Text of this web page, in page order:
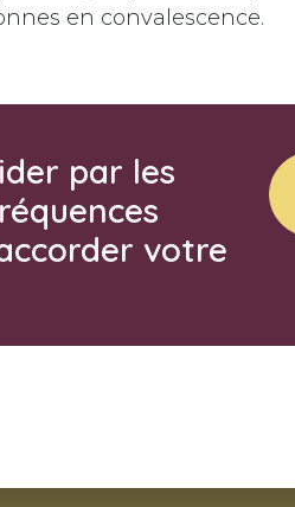
en convalescence.
par les
votre